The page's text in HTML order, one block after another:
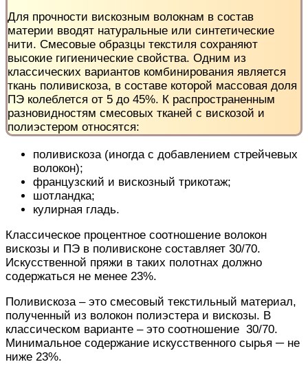
Для прочности вискозным волокнам в состав
материи вводят натуральные или синтетические
нити. Смесовые образцы текстиля сохраняют
высокие гигиенические свойства. Одним из
классических вариантов комбинирования является
ткань поливискоза, в составе которой массовая доля
ПЭ колеблется от 5 до 45%. К распространенным
разновидностям смесовых тканей с вискозой и
полиэстером относятся:
поливискоза (иногдас добавлением стрейчевых
волокон);
французский и вискозный трикотаж;
шотландка;
кулирная гладь.
Классическое процентное соотношение волокон
вискозы и ПЭ в поливисконе составляет 30/70.
Искусственной пряжи в таких полотнах должно
содержаться не менее 23%.
Поливискоза – это смесовый текстильный материал,
полученный из волокон полиэстера и вискозы. В
классическом варианте – это соотношение 30/70.
Минимальное содержание искусственного сырья ─ не
ниже 23%.